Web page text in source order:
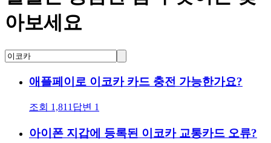
아보세요
애플페이로 이코카 카드 충전 가능한가요?
조회 1,811 답변 1
아이폰 지갑에 등록된 이코카 교통카드 오류?